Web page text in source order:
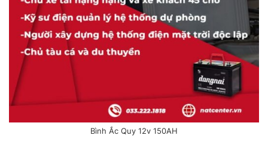
Bình Ắc Quy 12v 150AH